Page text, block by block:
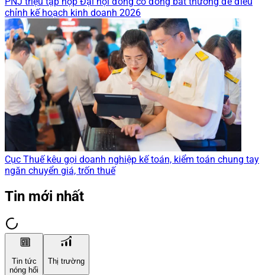
chỉnh kế hoạch kinh doanh 2026
Cục Thuế kêu gọi doanh nghiệp kế toán, kiểm toán chung tay
ngăn chuyển giá, trốn thuế
Tin mới nhất
Tin tức
nóng hổi
Thị trường